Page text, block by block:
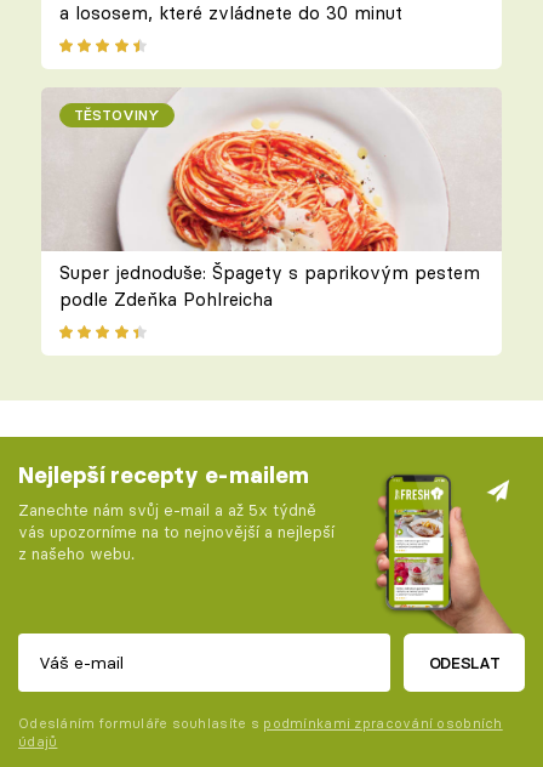
a lososem, které zvládnete do 30 minut
TĚSTOVINY
Super jednoduše: Špagety s paprikovým pestem
podle Zdeňka Pohlreicha
Nejlepší recepty e-mailem
Zanechte nám svůj e-mail a až 5x týdně
vás upozorníme na to nejnovější a nejlepší
z našeho webu.
ODESLAT
Odesláním formuláře souhlasíte s podmínkami zpracování osobních
údajů